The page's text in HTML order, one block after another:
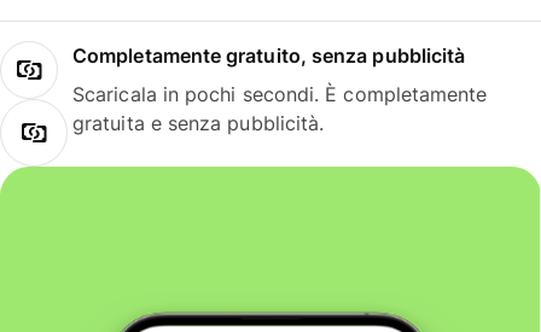
Completamente gratuito, senza pubblicità
Scaricala in pochi secondi. È completamente
gratuita e senza pubblicità.